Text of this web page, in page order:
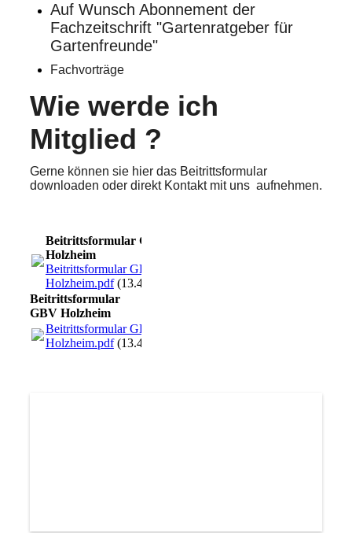
Auf Wunsch Abonnement der
Fachzeitschrift "Gartenratgeber für
Gartenfreunde"
Fachvorträge
Wie werde ich
Mitglied ?
Gerne können sie hier das Beitrittsformular
downloaden oder direkt Kontakt mit uns aufnehmen.
Beitrittsformular GBV
Holzheim
Beitrittsformular GBV
Holzheim.pdf(13.47MB)
Beitrittsformular
GBV Holzheim
Beitrittsformular GBV
Holzheim.pdf(13.47MB)